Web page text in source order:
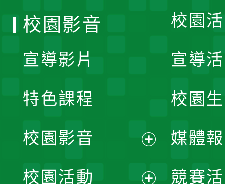
校園
宣導
校園
媒體
競賽
校園影音
宣導影片
特色課程
校園影音
校園活動